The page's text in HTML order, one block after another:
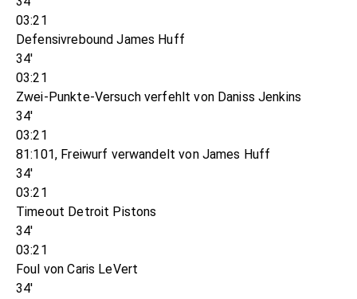
03:21
Defensivrebound James Huff
34'
03:21
Zwei-Punkte-Versuch verfehlt von Daniss Jenkins
34'
03:21
81:101, Freiwurf verwandelt von James Huff
34'
03:21
Timeout Detroit Pistons
34'
03:21
Foul von Caris LeVert
34'